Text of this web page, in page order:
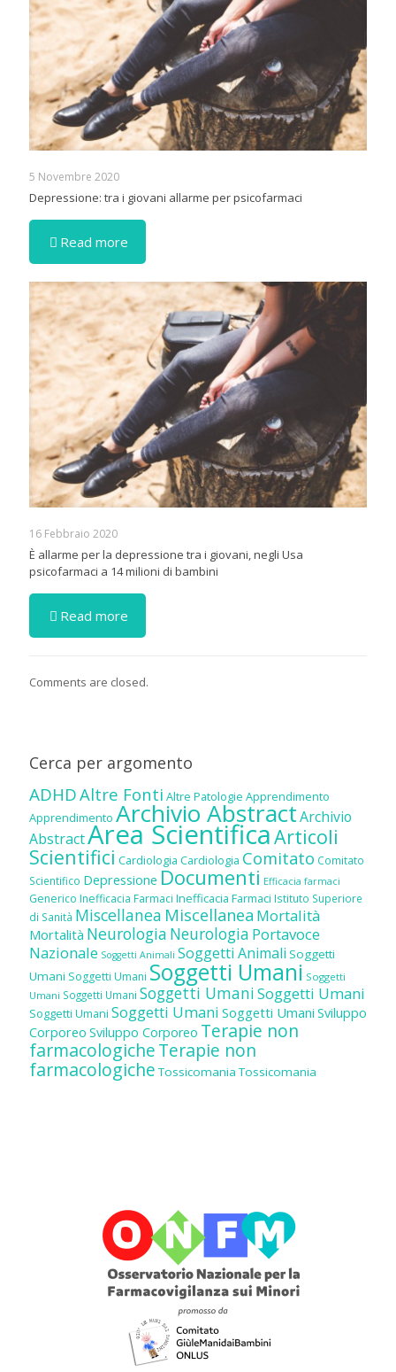
5 Novembre 2020
Depressione: tra i giovani allarme per psicofarmaci
Read more
16 Febbraio 2020
È allarme per la depressione tra i giovani, negli Usa
psicofarmaci a 14 milioni di bambini
Read more
Comments are closed.
Cerca per argomento
ADHDAltre Fonti Altre Patologie Apprendimento
Apprendimento Archivio AbstractArchivio
AbstractArea ScientificaArticoli
Scientifici Cardiologia Cardiologia Comitato Comitato
Scientifico Depressione Documenti Efficacia farmaci
Generico Inefficacia Farmaci Inefficacia Farmaci Istituto Superiore
di Sanità Miscellanea Miscellanea Mortalità
Mortalità Neurologia Neurologia Portavoce
Nazionale Soggetti Animali Soggetti Animali Soggetti
Umani Soggetti Umani Soggetti Umani Soggetti
Umani Soggetti Umani Soggetti UmaniSoggetti Umani
Soggetti Umani Soggetti Umani Soggetti Umani Sviluppo
Corporeo Sviluppo Corporeo Terapie non
farmacologicheTerapie non
farmacologiche Tossicomania Tossicomania